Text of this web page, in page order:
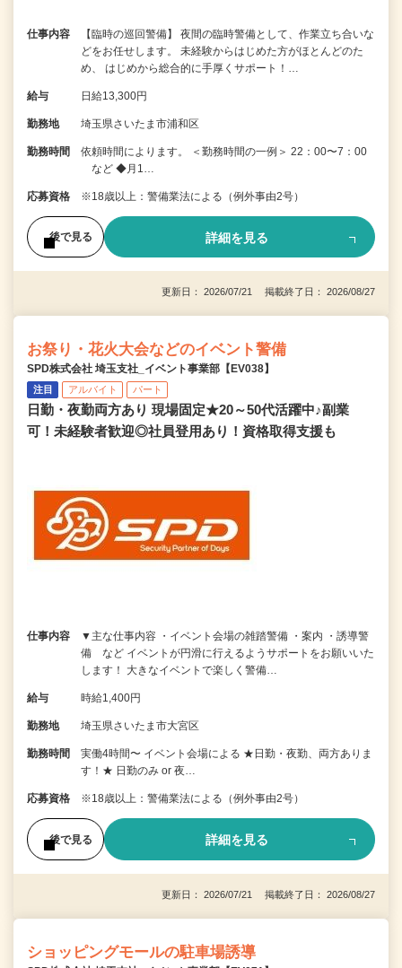
仕事内容
【臨時の巡回警備】 夜間の臨時警備として、作業立ち合いな
どをお任せします。 未経験からはじめた方がほとんどのた
め、 はじめから総合的に手厚くサポート！…
給与 日給13,300円
勤務地 埼玉県さいたま市浦和区
勤務時間
依頼時間によります。 ＜勤務時間の一例＞ 22：00〜7：00
など ◆月1…
応募資格 ※18歳以上：警備業法による（例外事由2号）
後で見る 詳細を見る
更新日： 2026/07/21 掲載終了日： 2026/08/27
お祭り・花火大会などのイベント警備
SPD株式会社 埼玉支社_イベント事業部【EV038】
注目 アルバイト パート
日勤・夜勤両方あり 現場固定★20～50代活躍中♪副業
可！未経験者歓迎◎社員登用あり！資格取得支援も
仕事内容
▼主な仕事内容 ・イベント会場の雑踏警備 ・案内 ・誘導警
備 など イベントが円滑に行えるようサポートをお願いいた
します！ 大きなイベントで楽しく警備…
給与 時給1,400円
勤務地 埼玉県さいたま市大宮区
勤務時間
実働4時間〜 イベント会場による ★日勤・夜勤、両方ありま
す！★ 日勤のみ or 夜…
応募資格 ※18歳以上：警備業法による（例外事由2号）
後で見る 詳細を見る
更新日： 2026/07/21 掲載終了日： 2026/08/27
ショッピングモールの駐車場誘導